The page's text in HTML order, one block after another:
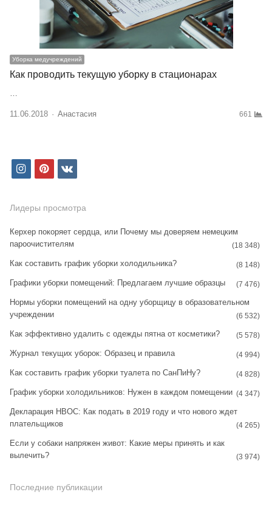
Уборка медучреждений
Как проводить текущую уборку в стационарах
…
11.06.2018 Author
Анастасия 661
i
s
a
g
r
a
p
n
e
r
e
s
v
Лидеры просмотра
Керхер покоряет сердца, или Почему мы доверяем немецким
пароочистителям
(18 348)
Как составить график уборки холодильника? (8 148)
Графики уборки помещений: Предлагаем лучшие образцы (7 476)
Нормы уборки помещений на одну уборщицу в образовательном
учреждении
(6 532)
Как эффективно удалить с одежды пятна от косметики? (5 578)
Журнал текущих уборок: Образец и правила (4 994)
Как составить график уборки туалета по СанПиНу? (4 828)
График уборки холодильников: Нужен в каждом помещении (4 347)
Декларация НВОС: Как подать в 2019 году и что нового ждет
плательщиков
(4 265)
Если у собаки напряжен живот: Какие меры принять и как
вылечить?
(3 974)
Последние публикации